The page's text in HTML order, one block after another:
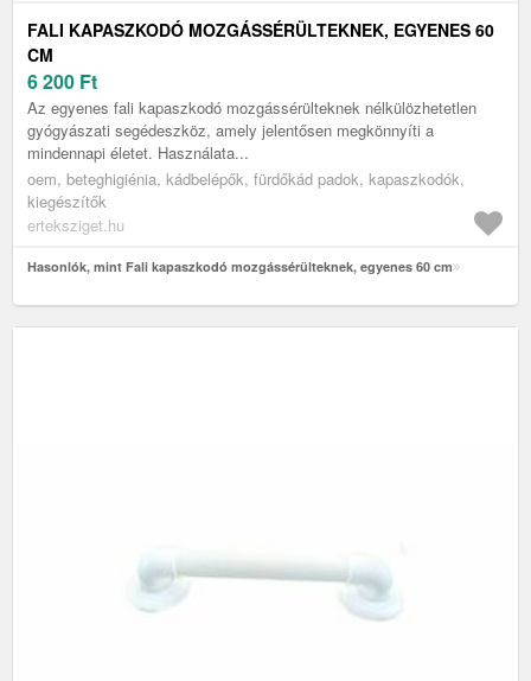
FALI KAPASZKODÓ MOZGÁSSÉRÜLTEKNEK, EGYENES 60
CM
6 200 Ft
Az egyenes fali kapaszkodó mozgássérülteknek nélkülözhetetlen
gyógyászati segédeszköz, amely jelentősen megkönnyíti a
mindennapi életet. Használata...
oem, beteghigiénia, kádbelépők, fürdőkád padok, kapaszkodók,
kiegészítők
erteksziget.hu
Hasonlók, mint Fali kapaszkodó mozgássérülteknek, egyenes 60 cm